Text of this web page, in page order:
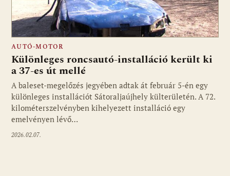
AUTÓ-MOTOR
Különleges roncsautó-installáció került ki
a 37-es út mellé
A baleset-megelőzés jegyében adtak át február 5-én egy
különleges installációt Sátoraljaújhely külterületén. A 72.
kilométerszelvényben kihelyezett installáció egy
emelvényen lévő…
2026.02.07.